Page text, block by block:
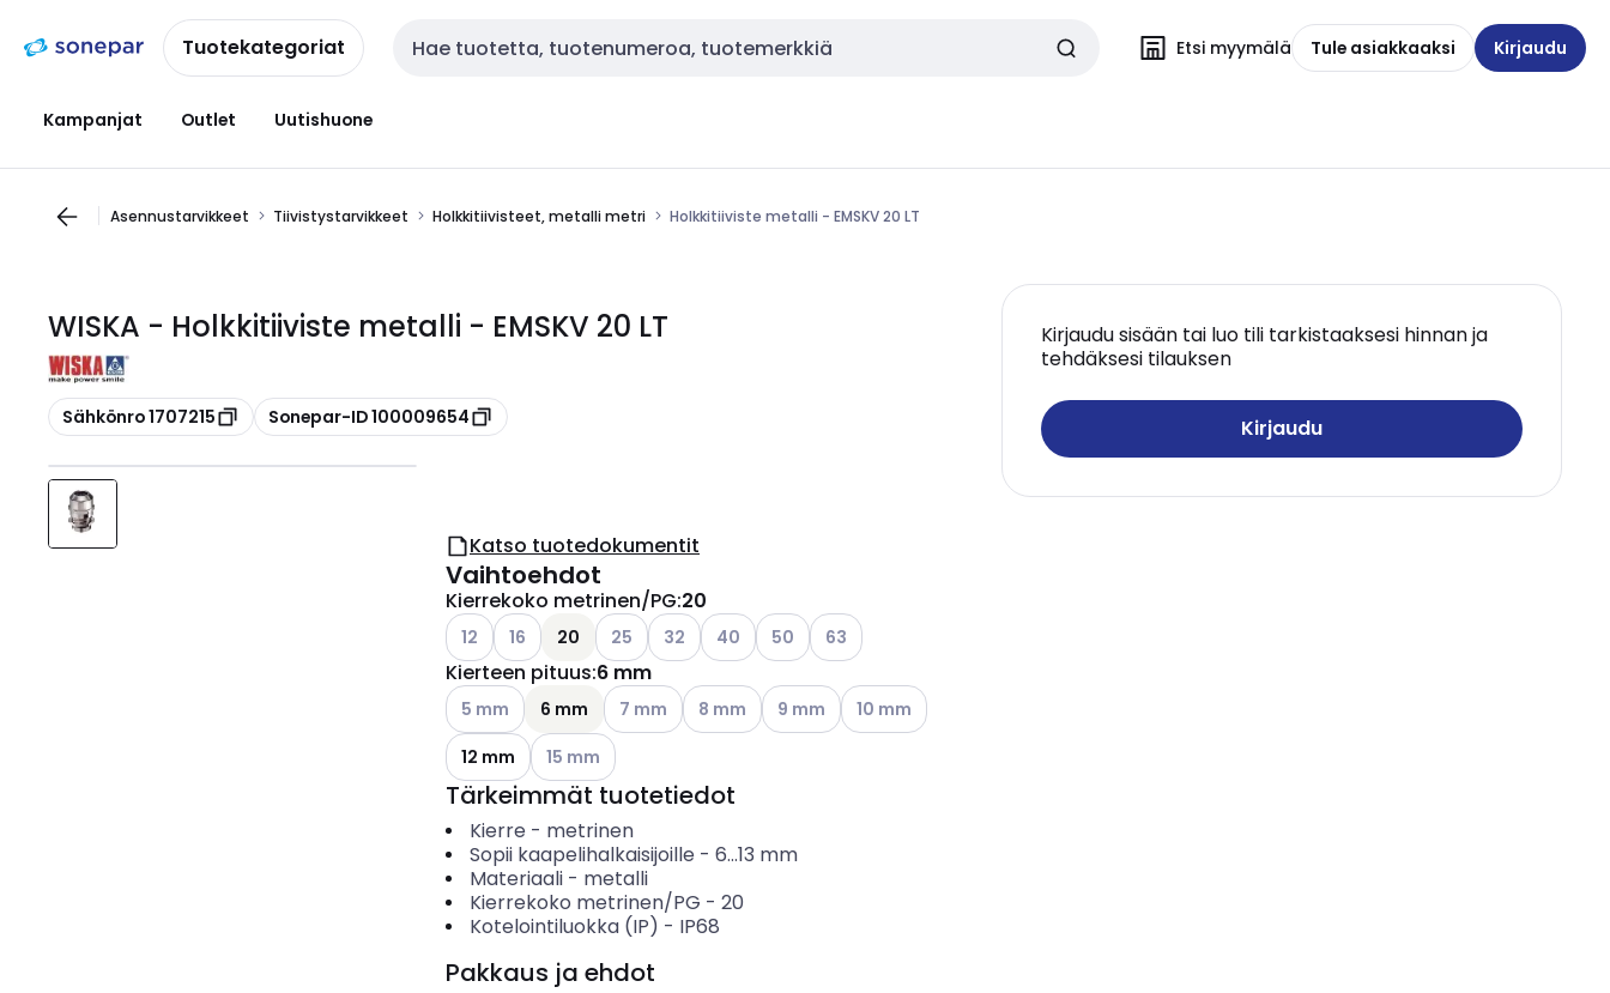
navigointiinsisältöönTuotekategoriat Haku Etsi myymälä Tule asiakkaaksi Kirjaudu
Kampanjat Outlet Uutishuone
Asennustarvikkeet Tiivistystarvikkeet Holkkitiivisteet, metalli metri Holkkitiiviste metalli - EMSKV 20 LT
WISKA - Holkkitiiviste metalli - EMSKV 20 LT
Kopioi
Sähkönro 1707215 Kopioi
Sonepar-ID 100009654
Kirjaudu sisään tai luo tili tarkistaaksesi hinnan ja
tehdäksesi tilauksen
Kirjaudu
Katso tuotedokumentit
Vaihtoehdot
Kierrekoko metrinen/PG:20
Katso käytettävissä olevat vaihtoehdot
12 Katso käytettävissä olevat vaihtoehdot
16 20 Katso käytettävissä olevat vaihtoehdot
25 Katso käytettävissä olevat vaihtoehdot
32 Katso käytettävissä olevat vaihtoehdot
40 Katso käytettävissä olevat vaihtoehdot
50 Katso käytettävissä olevat vaihtoehdot
63
Kierteen pituus:6 mm
Katso käytettävissä olevat vaihtoehdot
5 mm 6 mm Katso käytettävissä olevat vaihtoehdot
7 mm Katso käytettävissä olevat vaihtoehdot
8 mm Katso käytettävissä olevat vaihtoehdot
9 mm Katso käytettävissä olevat vaihtoehdot
10 mm
12 mm
Katso käytettävissä olevat vaihtoehdot
15 mm
Tärkeimmät tuotetiedot
Kierre - metrinen
Sopii kaapelihalkaisijoille - 6...13 mm
Materiaali- metalli
Kierrekoko metrinen/PG - 20
Kotelointiluokka (IP) - IP68
Pakkaus ja ehdot